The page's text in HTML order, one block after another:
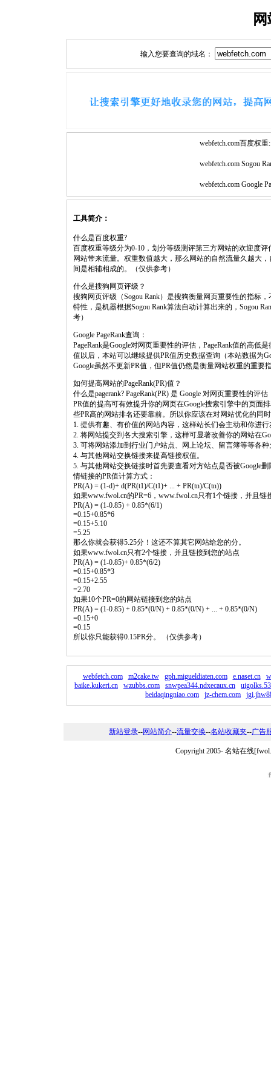
输入您要查询的域名：
webfetch.com百度权重:
webfetch.com Sogou
webfetch.com Google
工具简介：
什么是百度权重?
百度权重等级分为0-10，划分等级测评第三方网站的欢迎度
网站带来流量。权重数值越大，那么网站的自然流量久越大
间是相辅相成的。（仅供参考）
什么是搜狗网页评级？
搜狗网页评级（Sogou Rank）是搜狗衡量网页重要性的指标
特性，是机器根据Sogou Rank算法自动计算出来的，Sogou
考）
Google PageRank查询：
PageRank是Google对网页重要性的评估，PageRank值的高
值以后，本站可以继续提供PR值历史数据查询（本站数据为
Google虽然不更新PR值，但PR值仍然是衡量网站权重的重要
如何提高网站的PageRank(PR)值？
什么是pagerank? PageRank(PR) 是 Google 对网页重要性的评估
PR值的提高可有效提升你的网页在Google搜索引擎中的页面
些PR高的网站排名还要靠前。所以你应该在对网站优化的同
1. 提供有趣、有价值的网站内容，这样站长们会主动和你进
2. 将网站提交到各大搜索引擎，这样可显著改善你的网站在
3. 可将网站添加到行业门户站点、网上论坛、留言簿等等各
4. 与其他网站交换链接来提高链接权值。
5. 与其他网站交换链接时首先要查看对方站点是否被Google
情链接的PR值计算方式：
PR(A) = (1-d)+ d(PR(t1)/C(t1)+ ... + PR(tn)/C(tn))
如果www.fwol.cn的PR=6，www.fwol.cn只有1个链接，并且链
PR(A) = (1-0.85) + 0.85*(6/1)
=0.15+0.85*6
=0.15+5.10
=5.25
那么你就会获得5.25分！这还不算其它网站给您的分。
如果www.fwol.cn只有2个链接，并且链接到您的站点
PR(A) = (1-0.85)+ 0.85*(6/2)
=0.15+0.85*3
=0.15+2.55
=2.70
如果10个PR=0的网站链接到您的站点
PR(A) = (1-0.85) + 0.85*(0/N) + 0.85*(0/N) + ... + 0.85*(0/N)
=0.15+0
=0.15
所以你只能获得0.15PR分。 （仅供参考）
webfetch.com m2cake.tw gph.migueldiaten.com e.naset.cn
baike.kukeri.cn
wzubbs.com snwpea344.ndxecaux.cn
beidaqingniao.com
jz-chem.com
新站登录--网站简介--流量交换--名站收藏夹--广告
Copyright 2005- 名站在线